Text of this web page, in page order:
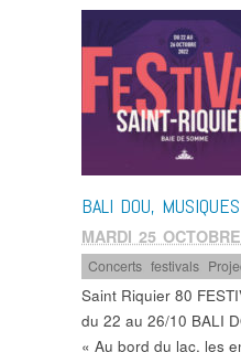
BALI DOU,
MARDI 25
Concerts ,festivals
Saint Riquier 80
du 22 au 26/10 BALI
« Au bord du lac, les